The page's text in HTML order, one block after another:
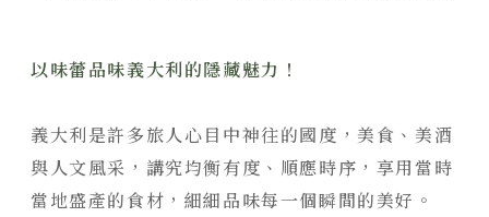
美學鑑賞
用心服務
媒體報導
PROJECT
經典築績
特約商家
STORE
全部商家
以味蕾品味義大利的隱藏魅力！
義大利是許多旅人心目中神往的國度，美食、美酒
與人文風采，講究均衡有度、順應時序，享用當時
當地盛產的食材，細細品味每一個瞬間的美好。